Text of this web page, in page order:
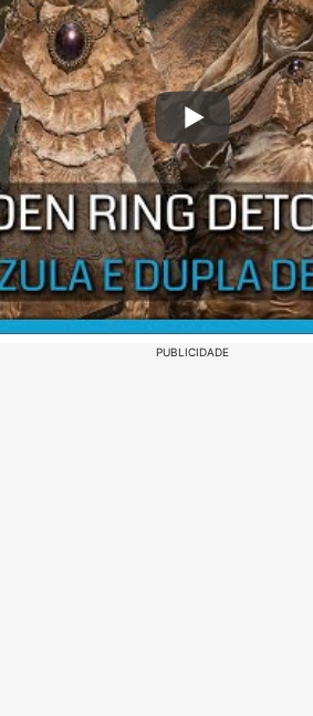
PUBLICIDADE